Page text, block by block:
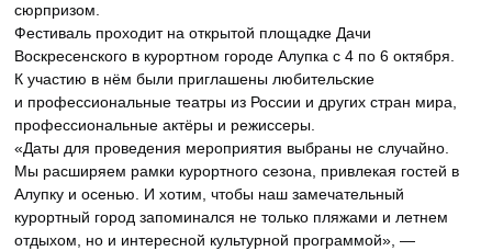
сюрпризом.
Фестиваль проходит на открытой площадке Дачи
Воскресенского в курортном городе Алупка с 4 по 6 октября.
К участию в нём были приглашены любительские
и профессиональные театры из России и других стран мира,
профессиональные актёры и режиссеры.
«Даты для проведения мероприятия выбраны не случайно.
Мы расширяем рамки курортного сезона, привлекая гостей в
Алупку и осенью. И хотим, чтобы наш замечательный
курортный город запоминался не только пляжами и летнем
отдыхом, но и интересной культурной программой», —